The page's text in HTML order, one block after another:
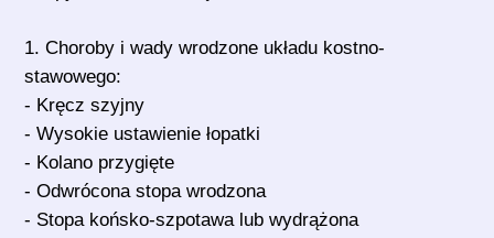
1. Choroby i wady wrodzone układu kostno-
stawowego:
- Kręcz szyjny
- Wysokie ustawienie łopatki
- Kolano przygięte
- Odwrócona stopa wrodzona
- Stopa końsko-szpotawa lub wydrążona